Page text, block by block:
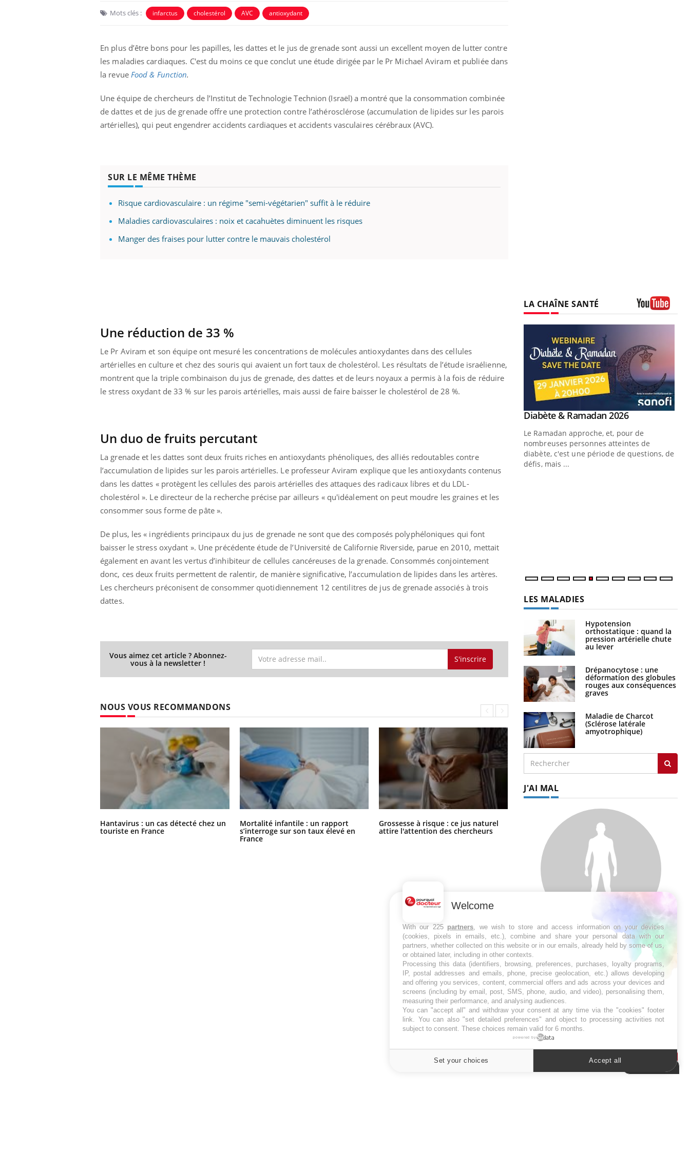
Mots clés : infarctus cholestérol AVC antioxydant
En plus d’être bons pour les papilles, les dattes et le jus de grenade sont aussi un excellent moyen de lutter contre
les maladies cardiaques. C'est du moins ce que conclut une étude dirigée par le Pr Michael Aviram et publiée dans
la revue Food & Function.
Une équipe de chercheurs de l’Institut de Technologie Technion (Israël) a montré que la consommation combinée
de dattes et de jus de grenade offre une protection contre l’athérosclérose (accumulation de lipides sur les parois
artérielles), qui peut engendrer accidents cardiaques et accidents vasculaires cérébraux (AVC).
SUR LE MÊME THÈME
Risque cardiovasculaire : un régime "semi-végétarien" suffit à le réduire
Maladies cardiovasculaires : noix et cacahuètes diminuent les risques
Manger des fraises pour lutter contre le mauvais cholestérol
Une réduction de 33 %
Le Pr Aviram et son équipe ont mesuré les concentrations de molécules antioxydantes dans des cellules
artérielles en culture et chez des souris qui avaient un fort taux de cholestérol. Les résultats de l’étude israélienne,
montrent que la triple combinaison du jus de grenade, des dattes et de leurs noyaux a permis à la fois de réduire
le stress oxydant de 33 % sur les parois artérielles, mais aussi de faire baisser le cholestérol de 28 %.
Un duo de fruits percutant
La grenade et les dattes sont deux fruits riches en antioxydants phénoliques, des alliés redoutables contre
l’accumulation de lipides sur les parois artérielles. Le professeur Aviram explique que les antioxydants contenus
dans les dattes « protègent les cellules des parois artérielles des attaques des radicaux libres et du LDL-
cholestérol ». Le directeur de la recherche précise par ailleurs « qu'idéalement on peut moudre les graines et les
consommer sous forme de pâte ».
De plus, les « ingrédients principaux du jus de grenade ne sont que des composés polyphéloniques qui font
baisser le stress oxydant ». Une précédente étude de l’Université de Californie Riverside, parue en 2010, mettait
également en avant les vertus d’inhibiteur de cellules cancéreuses de la grenade. Consommés conjointement
donc, ces deux fruits permettent de ralentir, de manière significative, l’accumulation de lipides dans les artères.
Les chercheurs préconisent de consommer quotidiennement 12 centilitres de jus de grenade associés à trois
dattes.
Vous aimez cet article ? Abonnez-
vous à la newsletter ! S'inscrire
NOUS VOUS RECOMMANDONS
Hantavirus : un cas détecté chez un
touriste en France
Mortalité infantile : un rapport
s’interroge sur son taux élevé en
France
Grossesse à risque : ce jus naturel
attire l'attention des chercheurs
Comment oublier les écrans en
vacances ?
LA CHAÎNE SANTÉ
Fatigue, irritabilité, brouillard mental ou
même alopécie… Les symptômes de la
carence en fer sont multiples ce qui la rend
En 2026, l'insuline dans le diabète de type 2
reste entourée d'idées reçues chez les
patients comme parfois chez les soignants.
rythme de vie ! Vacances, plage, piscine,
soleil, activités en plein air… Nos mains
sont ...
Youtube
Diabète & Ramadan 2026Youtube
Le Ramadan approche, et, pour de
nombreuses personnes atteintes de
diabète, c'est une période de questions, de
défis, mais ...
LES MALADIES
Hypotension
orthostatique : quand la
pression artérielle chute
au lever
Drépanocytose : une
déformation des globules
rouges aux conséquences
graves
Maladie de Charcot
(Sclérose latérale
amyotrophique)
J'AI MAL
SYMPTÔMES
Douleurs de l’avant-pied :
des métatarsalgies à 90 %
liées à problème d’appui
Mauvaise haleine : il faut
améliorer l’hygiène
Welcome
With our 225 partners, we wish to store and access information on your devices
(cookies, pixels in emails, etc.), combine and share your personal data with our
partners, whether collected on this website or in our emails, already held by some of us,
or obtained later, including in other contexts.
Processing this data (identifiers, browsing, preferences, purchases, loyalty programs,
IP, postal addresses and emails, phone, precise geolocation, etc.) allows developing
and offering you services, content, commercial offers and ads across your devices and
screens (including by email, post, SMS, phone, audio, and video), personalising them,
measuring their performance, and analysing audiences.
You can "accept all" and withdraw your consent at any time via the "cookies" footer
link. You can also "set detailed preferences" and object to processing activities not
subject to consent. These choices remain valid for 6 months.
powered by
Set your choices Accept all